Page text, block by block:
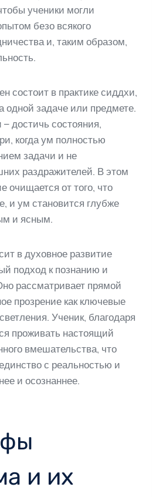
ученики могли
безо всякого
и, таким образом,
состоит в практике сиддхи,
одной задаче или предмете.
– достичь состояния,
когда ум полностью
задачи и не
раздражителей. В этом
очищается от того, что
и ум становится глубже
и ясным.
в духовное развитие
подход к познанию и
рассматривает прямой
прозрение как ключевые
Ученик, благодаря
проживать настоящий
вмешательства, что
с реальностью и
и осознаннее.
и их